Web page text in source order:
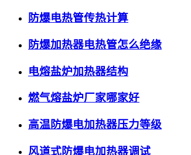
防爆电热管传热计算
防爆加热器电热管怎么绝缘
电熔盐炉加热器结构
燃气熔盐炉厂家哪家好
高温防爆电加热器压力等级
风道式防爆电加热器调试